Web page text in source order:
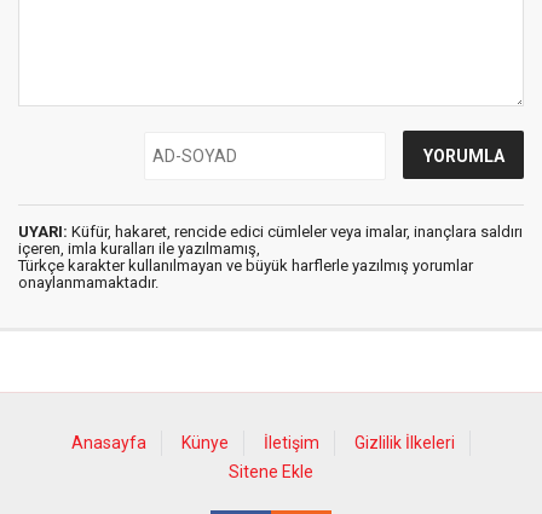
UYARI: Küfür, hakaret, rencide edici cümleler veya imalar, inançlara saldırı
içeren, imla kuralları ile yazılmamış,
Türkçe karakter kullanılmayan ve büyük harflerle yazılmış yorumlar
onaylanmamaktadır.
Anasayfa Künye İletişim
Gizlilik İlkeleri
Sitene Ekle